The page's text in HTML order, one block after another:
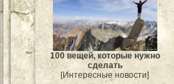
100 вещей, которые нужно
сделать
[Интересные новости]